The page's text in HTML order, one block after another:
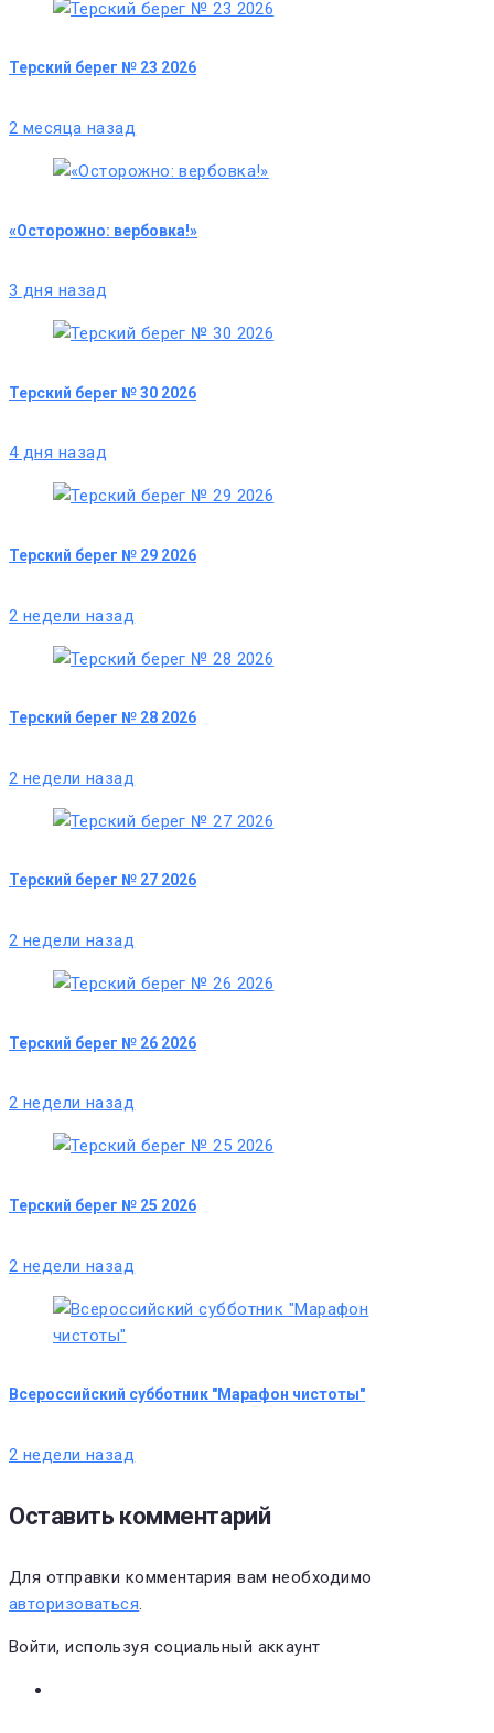
Терский берег № 23 2026
2 месяца назад
«Осторожно: вербовка!»
3 дня назад
Терский берег № 30 2026
4 дня назад
Терский берег № 29 2026
2 недели назад
Терский берег № 28 2026
2 недели назад
Терский берег № 27 2026
2 недели назад
Терский берег № 26 2026
2 недели назад
Терский берег № 25 2026
2 недели назад
Всероссийский субботник "Марафон чистоты"
2 недели назад
Оставить комментарий
Для отправки комментария вам необходимо
авторизоваться.
Войти, используя социальный аккаунт